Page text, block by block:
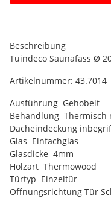
Beschreibung
Tuindeco Saunafass Ø
Artikelnummer: 43.7014
Ausführung Gehobelt
Behandlung Thermisch
Dacheindeckung
Glas Einfachglas
Glasdicke 4mm
Holzart Thermowood
Türtyp Einzeltür
Öffnungsrichtung Tür